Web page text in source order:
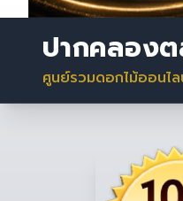
ปากคลอง
ศูนย์รวมดอกไม้ออนไ